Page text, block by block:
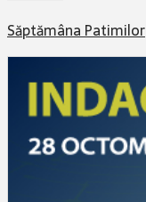
Săptămâna Patimilor